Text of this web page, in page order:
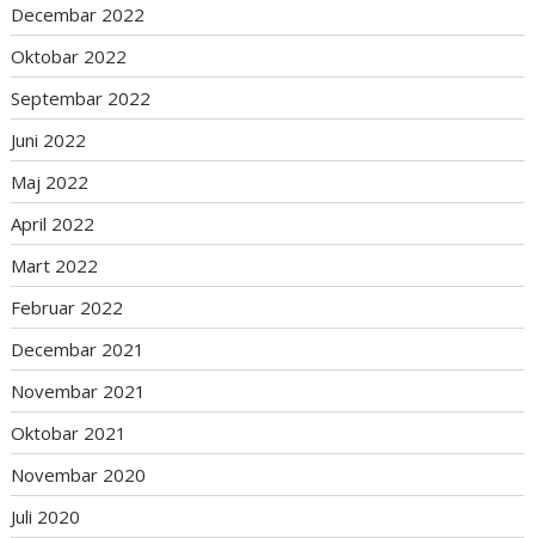
Decembar 2022
Oktobar 2022
Septembar 2022
Juni 2022
Maj 2022
April 2022
Mart 2022
Februar 2022
Decembar 2021
Novembar 2021
Oktobar 2021
Novembar 2020
Juli 2020